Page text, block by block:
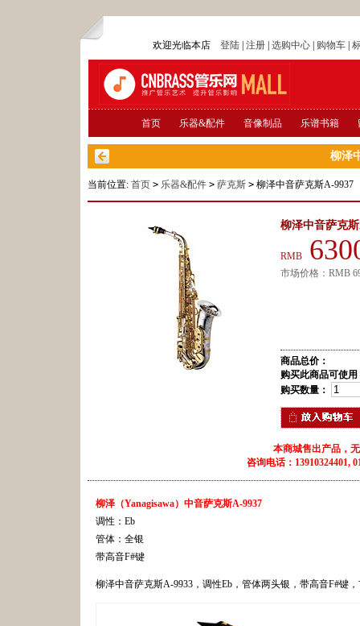
欢迎光临本店 登陆| 注册| 选购中心| 购物车|
首页 乐器&配件 音像制品 乐谱书籍
柳泽
当前位置: 首页 > 乐器&配件 > 萨克斯 > 柳泽中音萨克斯A-9937
柳泽中音萨克
RMB
市场价格： RMB
商品总价：
购买此商品可使用
购买数量：
本商城售出产品，
咨询电话：13910324401,
柳泽（Yanagisawa）中音萨克斯A-9937
调性：Eb
管体：全银
带高音F#键
柳泽中音萨克斯A-9933，调性Eb，管体两头银，带高音F#键